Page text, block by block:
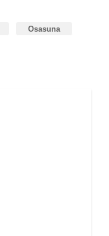
Osasuna